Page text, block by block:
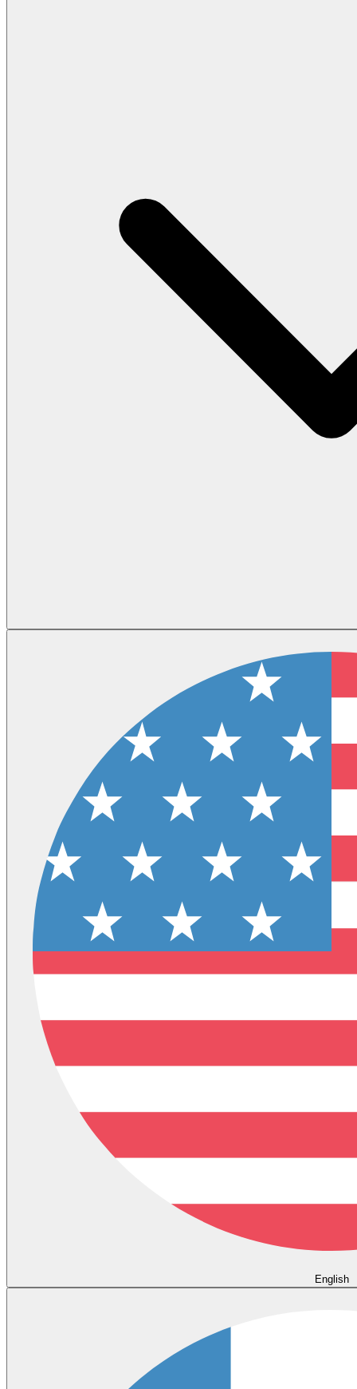
English